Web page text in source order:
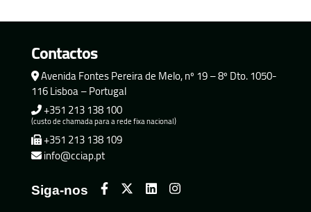
Contactos
Avenida Fontes Pereira de Melo, nº 19 – 8º Dto. 1050-
116 Lisboa – Portugal
+351 213 138 100
(custo de chamada para a rede fixa nacional)
+351 213 138 109
info@cciap.pt
Siga-nos